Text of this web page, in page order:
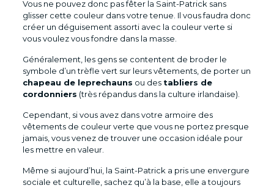
Vous ne pouvez donc pas fêter la Saint-Patrick sans
glisser cette couleur dans votre tenue. Il vous faudra donc
créer un déguisement assorti avec la couleur verte si
vous voulez vous fondre dans la masse.
Généralement, les gens se contentent de broder le
symbole d’un trèfle vert sur leurs vêtements, de porter un
chapeau de leprechauns ou des tabliers de
cordonniers (très répandus dans la culture irlandaise).
Cependant, si vous avez dans votre armoire des
vêtements de couleur verte que vous ne portez presque
jamais, vous venez de trouver une occasion idéale pour
les mettre en valeur.
Même si aujourd’hui, la Saint-Patrick a pris une envergure
sociale et culturelle, sachez qu’à la base, elle a toujours